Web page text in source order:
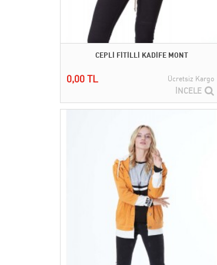
CEPLİ FİTİLLİ KADİFE MONT
0,00 TL Ücretsiz Kargo
İNCELE